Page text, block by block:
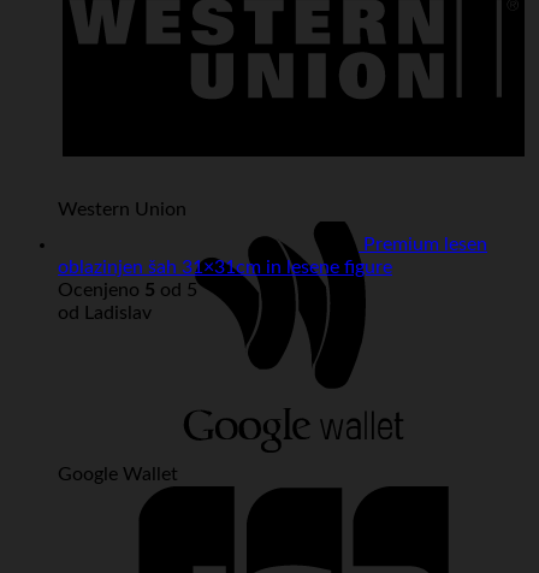
Western Union
Google Wallet
Premium lesen
oblazinjen šah 31×31cm in lesene figure
Ocenjeno 5 od 5
od Ladislav